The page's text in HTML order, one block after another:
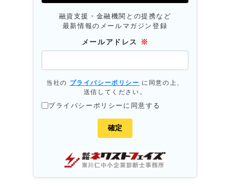
融資支援・金融機関との提携など
最新情報のメールマガジン登録
メールアドレス ※
当社の プライバシーポリシー に同意の上、
送信してください。
プライバシーポリシーに同意する